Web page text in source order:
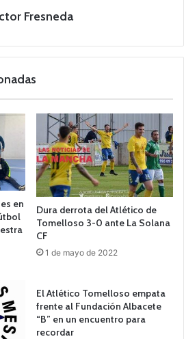
Fresneda
en
Dura derrota del Atlético de
Tomelloso 3-0 ante La Solana
CF
1 de mayo de 2022
El Atlético Tomelloso empata
frente al Fundación Albacete
“B” en un encuentro para
recordar